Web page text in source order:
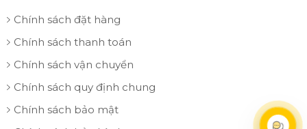
Chính sách đặt hàng
Chính sách thanh toán
Chính sách vận chuyển
Chính sách quy định chung
Chính sách bảo mật